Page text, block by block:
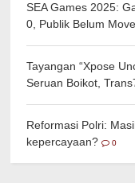
SEA Games 2025:
0, Publik Belum
Tayangan “Xpose
Seruan Boikot,
Reformasi Polri:
kepercayaan?
0